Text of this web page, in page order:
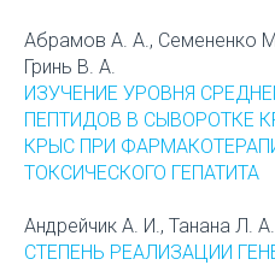
Абрамов А. А., Семененко
Гринь В. А.
ИЗУЧЕНИЕ УРОВНЯ
ПЕПТИДОВ В СЫВОРОТКЕ
КРЫС ПРИ
ТОКСИЧЕСКОГО ГЕПАТИТА
Андрейчик А. И., Танана Л. А.
СТЕПЕНЬ РЕАЛИЗАЦИИ